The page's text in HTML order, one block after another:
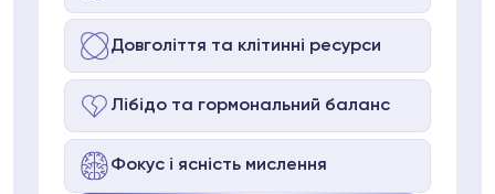
System
Довголіття та клітинні ресурси
Лібідо та гормональний баланс
Фокус і ясність мислення